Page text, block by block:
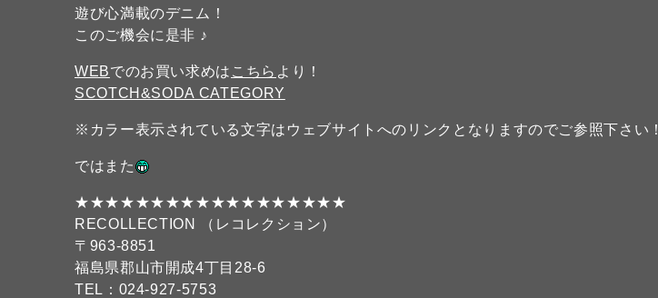
遊び心満載のデニム！
このご機会に是非 ♪
WEBでのお買い求めは こちら より！
SCOTCH&SODA CATEGORY
※カラー表示されている文字はウェブサイトへのリンクとなりますのでご参照下さい！
ではまた
★★★★★★★★★★★★★★★★★★
RECOLLECTION （レコレクション）
〒963-8851
福島県郡山市開成4丁目28-6
TEL：024-927-5753